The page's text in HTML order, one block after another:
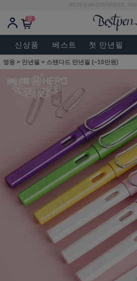
BESEN MASTERPIECE,
0
신상품 베스트 첫 만년필
영웅 > 만년필 > 스탠다드 만년필 (~10만원)